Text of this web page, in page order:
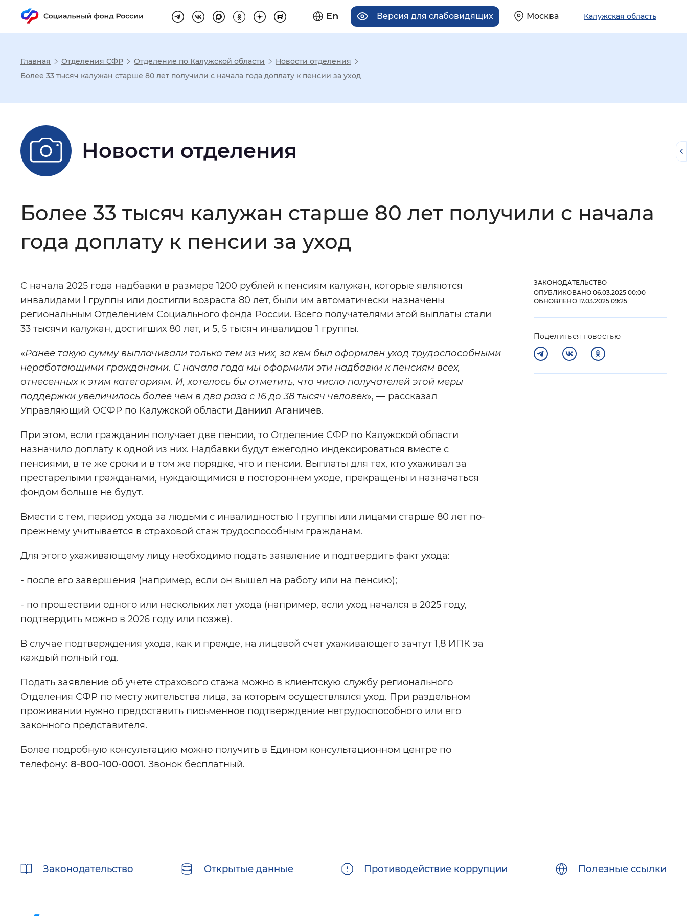
En Версия для слабовидящих Москва Калужская область
Настройка режима отображения
Шрифт: Без засечек С засечками
Цвет сайта Монохромный Инверсивный монохромный
Изображения: Включены Выключены
Звуковой ассистент: Воспроизвести Остановить
Вернуть стандартные настройки
Главная Отделения СФР Отделение по Калужской области
Новости отделения
Более 33 тысяч калужан старше 80 лет получили с начала года доплату к пенсии за уход
Новости отделения
Более 33 тысяч калужан старше 80 лет получили с начала
года доплату к пенсии за уход
С начала 2025 года надбавки в размере 1200 рублей к пенсиям калужан, которые являются
инвалидами I группы или достигли возраста 80 лет, были им автоматически назначены
региональным Отделением Социального фонда России. Всего получателями этой выплаты стали
33 тысячи калужан, достигших 80 лет, и 5, 5 тысяч инвалидов 1 группы.
«Ранее такую сумму выплачивали только тем из них, за кем был оформлен уход трудоспособными
неработающими гражданами. С начала года мы оформили эти надбавки к пенсиям всех,
отнесенных к этим категориям. И, хотелось бы отметить, что число получателей этой меры
поддержки увеличилось более чем в два раза с 16 до 38 тысяч человек», — рассказал
Управляющий ОСФР по Калужской области Даниил Аганичев.
При этом, если гражданин получает две пенсии, то Отделение СФР по Калужской области
назначило доплату к одной из них. Надбавки будут ежегодно индексироваться вместе с
пенсиями, в те же сроки и в том же порядке, что и пенсии. Выплаты для тех, кто ухаживал за
престарелыми гражданами, нуждающимися в постороннем уходе, прекращены и назначаться
фондом больше не будут.
Вмести с тем, период ухода за людьми с инвалидностью I группы или лицами старше 80 лет по-
прежнему учитывается в страховой стаж трудоспособным гражданам.
Для этого ухаживающему лицу необходимо подать заявление и подтвердить факт ухода:
- после его завершения (например, если он вышел на работу или на пенсию);
- по прошествии одного или нескольких лет ухода (например, если уход начался в 2025 году,
подтвердить можно в 2026 году или позже).
В случае подтверждения ухода, как и прежде, на лицевой счет ухаживающего зачтут 1,8 ИПК за
каждый полный год.
Подать заявление об учете страхового стажа можно в клиентскую службу регионального
Отделения СФР по месту жительства лица, за которым осуществлялся уход. При раздельном
проживании нужно предоставить письменное подтверждение нетрудоспособного или его
законного представителя.
Более подробную консультацию можно получить в Едином консультационном центре по
телефону: 8-800-100-0001. Звонок бесплатный.
ЗАКОНОДАТЕЛЬСТВО
ОПУБЛИКОВАНО 06.03.2025 00:00
ОБНОВЛЕНО 17.03.2025 09:25
Поделиться новостью
ссылкиЗаконодательство Открытые данные Противодействие коррупции Полезные ссылки